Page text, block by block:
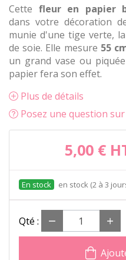
Cette fleur en papier
dans votre décoration
munie d'une tige verte,
de soie. Elle mesure 55
un grand vase ou
papier fera son effet.
Plus de détails
Posez une question
5,00 €
en stock (2 à 3
Qté :